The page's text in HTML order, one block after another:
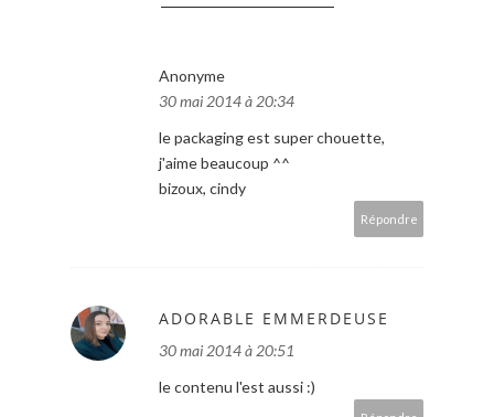
Anonyme
30 mai 2014 à 20:34
le packaging est super chouette,
j'aime beaucoup ^^
bizoux, cindy
Répondre
ADORABLE EMMERDEUSE
30 mai 2014 à 20:51
le contenu l'est aussi :)